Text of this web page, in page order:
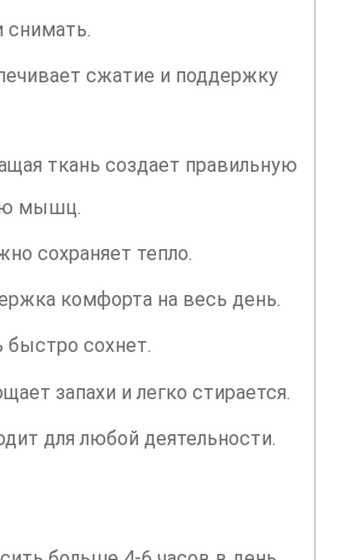
снимать.
сжатие и поддержку
ткань создает правильную
мышц.
сохраняет тепло.
комфорта на весь день.
быстро сохнет.
запахи и легко стирается.
для любой деятельности.